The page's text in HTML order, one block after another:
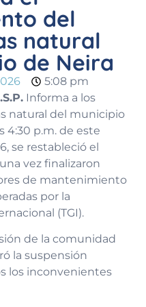
del
natural
de Neira
5:08 pm
Informa a los
natural del municipio
4:30 p.m. de este
se restableció el
vez finalizaron
de mantenimiento
por la
(TGI).
de la comunidad
la suspensión
los inconvenientes